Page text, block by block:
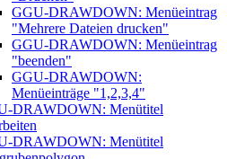
GGU-DRAWDOWN: Menüeintrag
"Mehrere Dateien drucken"
GGU-DRAWDOWN: Menüeintrag
"beenden"
GGU-DRAWDOWN:
Menüeinträge "1,2,3,4"
DRAWDOWN: Menütitel
DRAWDOWN: Menütitel